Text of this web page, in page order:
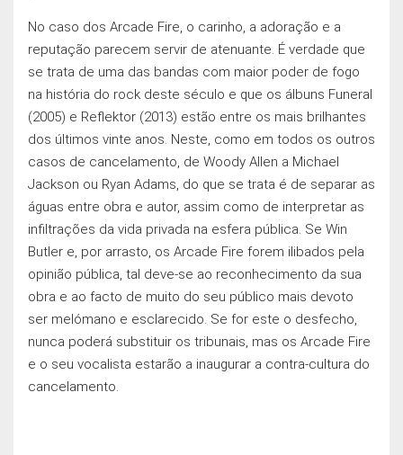
No caso dos Arcade Fire, o carinho, a adoração e a
reputação parecem servir de atenuante. É verdade que
se trata de uma das bandas com maior poder de fogo
na história do rock deste século e que os álbuns Funeral
(2005) e Reflektor (2013) estão entre os mais brilhantes
dos últimos vinte anos. Neste, como em todos os outros
casos de cancelamento, de Woody Allen a Michael
Jackson ou Ryan Adams, do que se trata é de separar as
águas entre obra e autor, assim como de interpretar as
infiltrações da vida privada na esfera pública. Se Win
Butler e, por arrasto, os Arcade Fire forem ilibados pela
opinião pública, tal deve-se ao reconhecimento da sua
obra e ao facto de muito do seu público mais devoto
ser melómano e esclarecido. Se for este o desfecho,
nunca poderá substituir os tribunais, mas os Arcade Fire
e o seu vocalista estarão a inaugurar a contra-cultura do
cancelamento.